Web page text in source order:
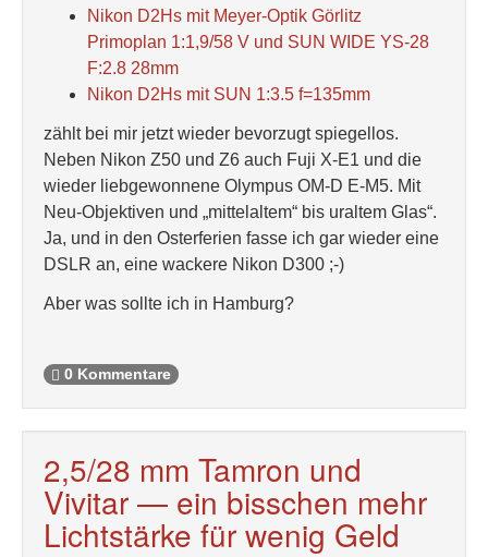
Nikon D2Hs mit Meyer-Optik Görlitz
Primoplan 1:1,9/58 V und SUN WIDE YS-28
F:2.8 28mm
Nikon D2Hs mit SUN 1:3.5 f=135mm
zählt bei mir jetzt wieder bevorzugt spiegellos.
Neben Nikon Z50 und Z6 auch Fuji X-E1 und die
wieder liebgewonnene Olympus OM-D E-M5. Mit
Neu-Objektiven und „mittelaltem“ bis uraltem Glas“.
Ja, und in den Osterferien fasse ich gar wieder eine
DSLR an, eine wackere Nikon D300 ;-)
Aber was sollte ich in Hamburg?
0 Kommentare
2,5/28 mm Tamron und
Vivitar — ein bisschen mehr
Lichtstärke für wenig Geld